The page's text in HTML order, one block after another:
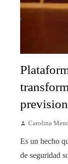
Carolina
Es un hecho
de seguridad